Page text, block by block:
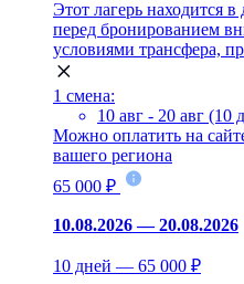
Этот лагерь находится
перед бронированием
условиями трансфера,
1 смена:
10 авг - 20 авг (10
Можно оплатить на
вашего региона
65 000 ₽
10.08.2026 — 20.08.2026
10 дней — 65 000 ₽